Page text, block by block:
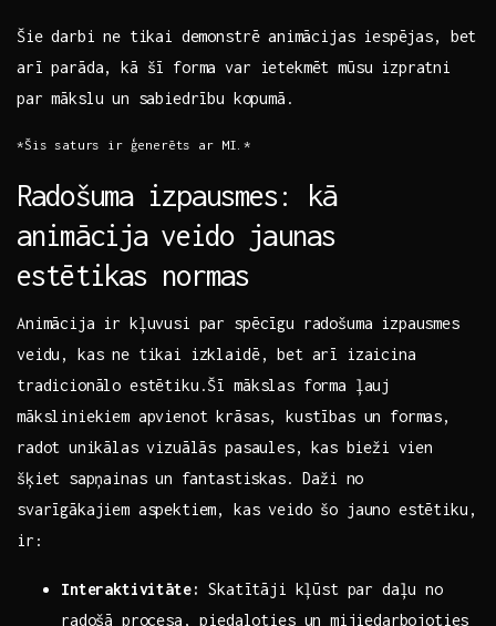
Šie⁢ darbi ne tikai demonstrē⁣ animācijas iespējas, bet
​arī parāda, kā‍ šī forma var ietekmēt mūsu izpratni
par mākslu⁢ un‍ sabiedrību⁢ kopumā.
*Šis saturs​ ir‌ ģenerēts ar MI.*
Radošuma izpausmes: kā
animācija ⁢veido jaunas
estētikas normas
Animācija ir kļuvusi par spēcīgu radošuma izpausmes
‌veidu, kas ne tikai izklaidē, bet arī izaicina
tradicionālo estētiku.Šī ‌mākslas forma ļauj
māksliniekiem apvienot krāsas, kustības un‌ formas,
radot⁢ unikālas vizuālās pasaules,⁣ kas bieži vien
šķiet⁣ sapņainas un ⁢fantastiskas. Daži no
svarīgākajiem aspektiem, kas veido šo ​jauno estētiku,
ir:
Interaktivitāte: Skatītāji⁢ kļūst par ‍daļu no
radošā procesa, piedaloties ‍un ⁣mijiedarbojoties